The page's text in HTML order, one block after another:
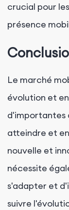
crucial pour
présence
Le marché
évolution et
d'importantes
atteindre et
nouvelle et
nécessite
s'adapter et
suivre